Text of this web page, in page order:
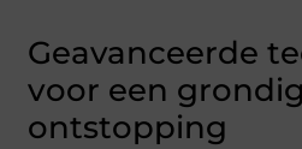
Geavanceerde
voor een
ontstopping